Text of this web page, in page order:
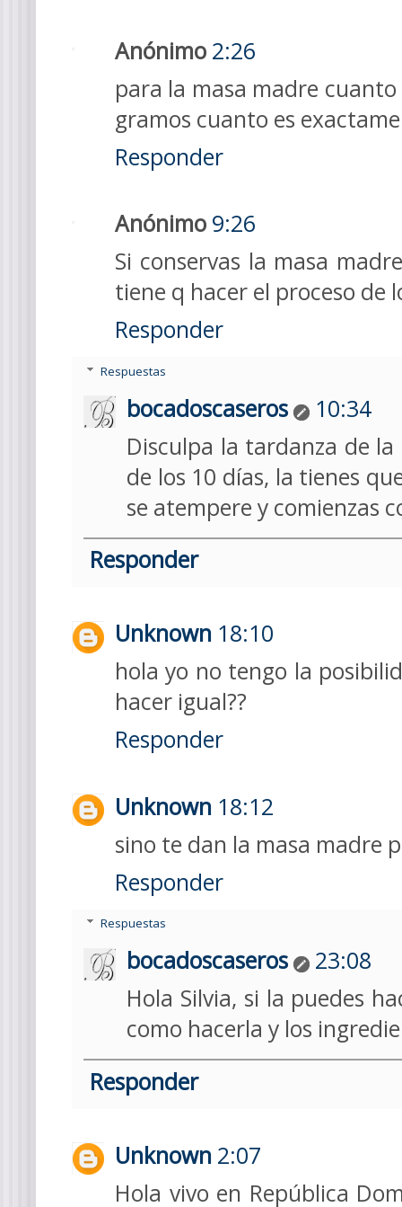
Anónimo 2:26
para la masa madre
gramos cuanto es
Responder
Anónimo 9:26
Si conservas la masa
tiene q hacer el proceso de
Responder
Respuestas
bocadoscaseros
10:34
Disculpa la tardanza de
de los 10 días, la tienes
se atempere y comienzas
Responder
Unknown 18:10
hola yo no tengo la
hacer igual??
Responder
Unknown 18:12
sino te dan la masa madre
Responder
Respuestas
bocadoscaseros
23:08
Hola Silvia, si la puedes
como hacerla y los
Responder
Unknown 2:07
Hola vivo en República